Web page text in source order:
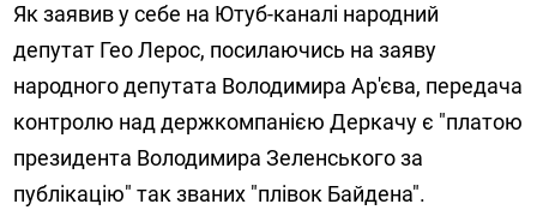
Як заявив у себе на Ютуб-каналі народний
депутат Гео Лерос, посилаючись на заяву
народного депутата Володимира Ар'єва, передача
контролю над держкомпанією Деркачу є "платою
президента Володимира Зеленського за
публікацію" так званих "плівок Байдена".